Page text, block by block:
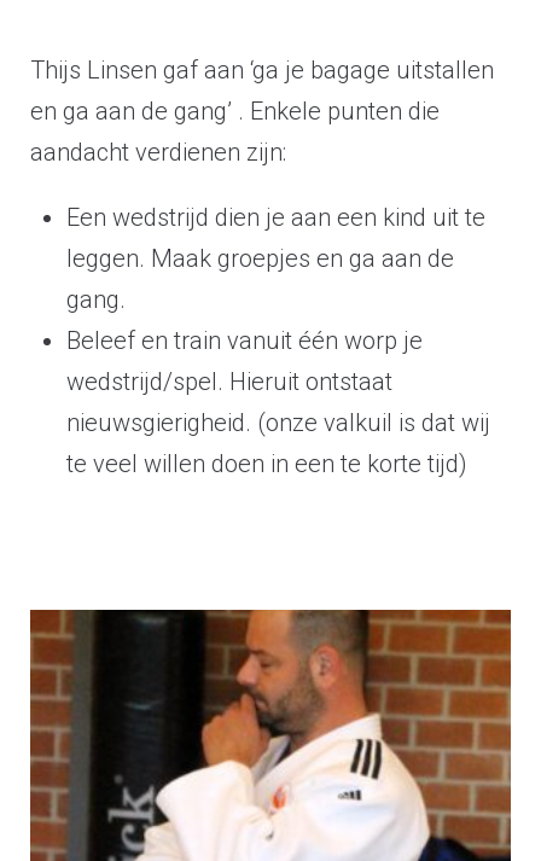
Thijs Linsen gaf aan ‘ga je bagage uitstallen
en ga aan de gang’ . Enkele punten die
aandacht verdienen zijn:
Een wedstrijd dien je aan een kind uit te
leggen. Maak groepjes en ga aan de
gang.
Beleef en train vanuit één worp je
wedstrijd/spel. Hieruit ontstaat
nieuwsgierigheid. (onze valkuil is dat wij
te veel willen doen in een te korte tijd)